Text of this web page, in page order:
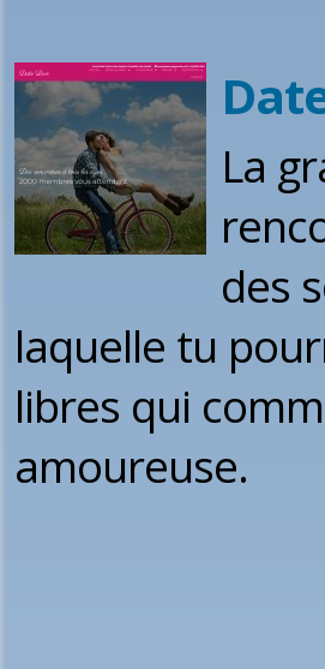
La
des
laquelle tu
libres qui
amoureuse.